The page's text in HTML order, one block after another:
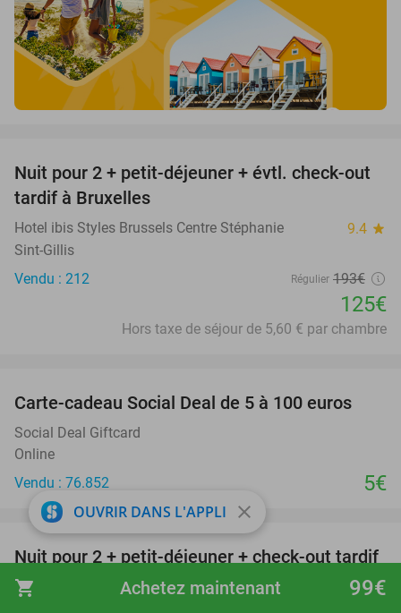
shopping_cart 99€
Achetez maintenant
35%
Nuit pour 2 + petit-déjeuner + évtl. check-out
tardif à Bruxelles
Hotel ibis Styles Brussels Centre Stéphanie 9.4 star
Sint-Gillis
Vendu : 212
Régulier 193€
125€
Hors taxe de séjour de 5,60 € par chambre
Carte-cadeau Social Deal de 5 à 100 euros
Social Deal Giftcard
Online
Vendu : 76.852
5€
34%
Nuit pour 2 + petit-déjeuner + check-out tardif
et plus encore au coeur de Gand
OUVRIR DANS L'APPLI close